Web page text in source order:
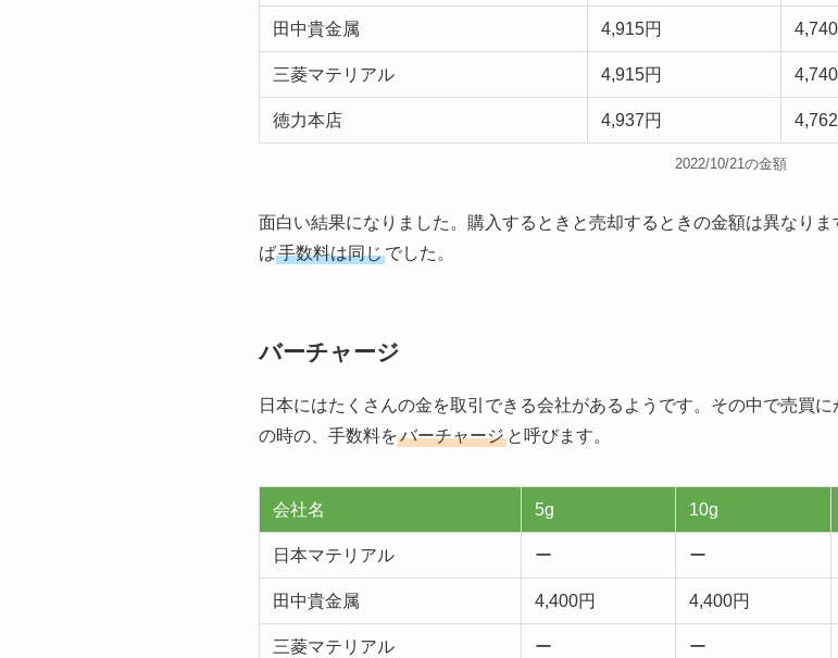
田中貴金属 4,915円
三菱マテリアル 4,915円
徳力本店 4,937円
2022/10/21の金額
面白い結果になりました。購入するときと売却するときの金額は異なり
ば手数料は同じでした。
バーチャージ
日本にはたくさんの金を取引できる会社があるようです。その中で売買に
の時の、手数料をバーチャージ と呼びます。
会社名 5g 10g
日本マテリアル ー ー
田中貴金属 4,400円 4,400円
三菱マテリアル ー ー